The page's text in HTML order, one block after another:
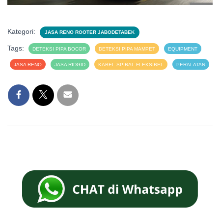
Kategori: JASA RENO ROOTER JABODETABEK
Tags: DETEKSI PIPA BOCOR DETEKSI PIPA MAMPET EQUIPMENT
JASA RENO JASA RIDGID KABEL SPIRAL FLEKSIBEL PERALATAN